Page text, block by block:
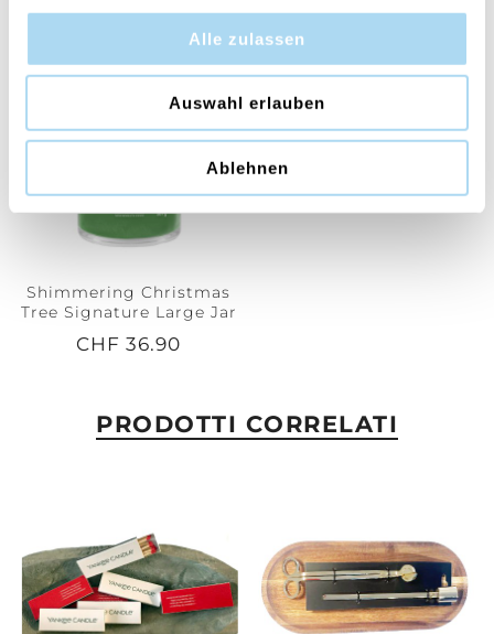
Alle zulassen
Auswahl erlauben
Ablehnen
Shimmering Christmas
Tree Signature Large Jar
CHF 36.90
PRODOTTI CORRELATI